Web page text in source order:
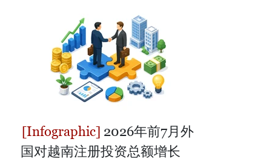
2026年前7月外
国对越南注册投资总额增长